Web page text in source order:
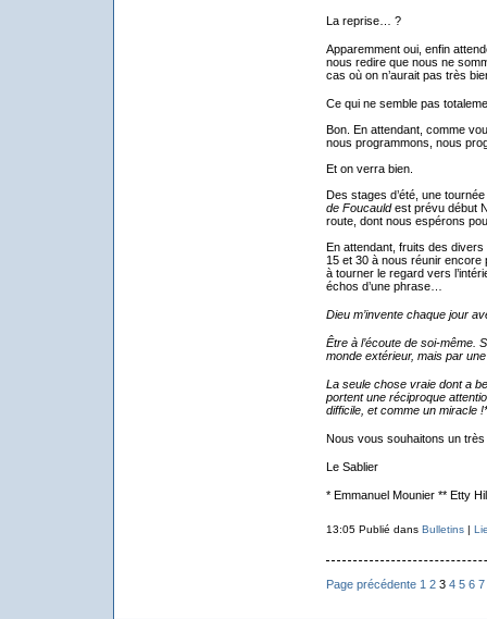
La reprise… ?
Apparemment oui, enfin
nous redire que nous ne
cas où on n’aurait pas très
Ce qui ne semble pas
Bon. En attendant, comme
nous programmons, nous
Et on verra bien.
Des stages d’été, une
de Foucauldest prévu début
route, dont nous espérons
En attendant, fruits des
15 et 30 à nous réunir
à tourner le regard vers
échos d’une phrase…
Dieu m’invente chaque jour
Être à l’écoute de soi-même.
monde extérieur, mais par
La seule chose vraie dont a
portent une réciproque
difficile, et comme un miracle
Nous vous souhaitons un très
Le Sablier
* Emmanuel Mounier ** Etty
13:05 Publié dans Bulletins|
Page précédente 1 2 3 4 5 6 7